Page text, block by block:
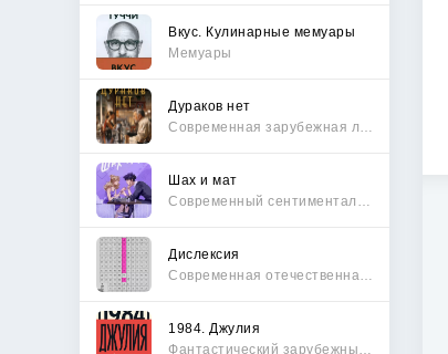
Вкус. Кулинарные мемуары
Мемуары
Дураков нет
Шах и мат
Дислексия
1984. Джулия